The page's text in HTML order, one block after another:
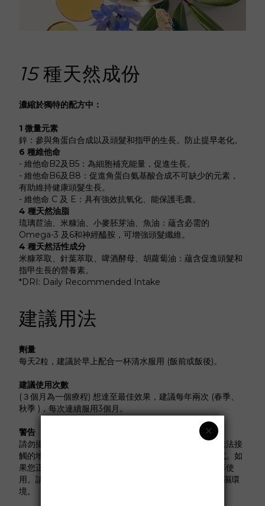
15 種天然成份
濃縮於獨特的配方中：
1 微量元素
鋅：參與⾓蛋⽩合成以及頭髮和指甲的⽣⻑。防⽌提早⽼化。
6 種維他命
- 維他命B2及B5：為細胞補充能量，促進生長。
- 維他命B6及B8：促進角蛋白氨基酸合成不可缺少的元素，
有助維持健康頭髮生長。
- 維他命 C 及 E：具有強效抗氧化、能保護毛囊。
4 種天然油脂
琉璃苣油、米糠油、小麥胚芽油、魚油：蘊含必需的
Omega-3 及6和神經醯胺，可增強頭髮纖維。
4 種天然活性成分
米糠萃取、針葉萃取、啤酒酵母、胡蘿蔔油：蘊含促進頭髮和
指甲生長的營養素。
*DRI: Daily Recommended Intake
建議用法
劑量
每天2粒，建議於早上配合一杯清水服用 (飯前或飯後)。
建議使用次數
(３個月為一個療程) 想達至最佳效果，建議每年兩次 (春季、
秋季 )，每次連續服用3個月。
警告
請勿攝取超過建議的每日劑量。務必將本產品放在兒童無法接
觸的地方。此產品不能取代均衡的飲食及健康的生活方式。如
果您正懷孕、哺乳或正在服用其他藥物，請諮詢醫生後再使
用。請儲存於低於25°C (77°F)的環境，並遠離光源及潮濕環
境。